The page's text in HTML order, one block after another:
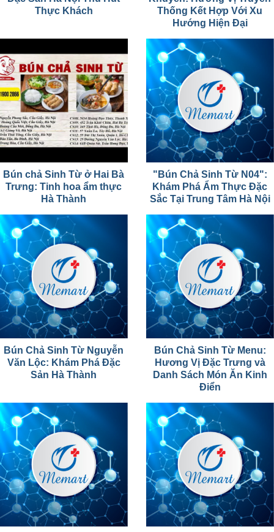
Thực Khách
Thống Kết Hợp Với Xu
Hướng Hiện Đại
Bún chả Sinh Từ ở Hai Bà
Trưng: Tinh hoa ẩm thực
Hà Thành
"Bún Chả Sinh Từ N04":
Khám Phá Ẩm Thực Đặc
Sắc Tại Trung Tâm Hà Nội
Bún Chả Sinh Từ Nguyễn
Văn Lộc: Khám Phá Đặc
Sản Hà Thành
Bún Chả Sinh Từ Menu:
Hương Vị Đặc Trưng và
Danh Sách Món Ăn Kinh
Điển